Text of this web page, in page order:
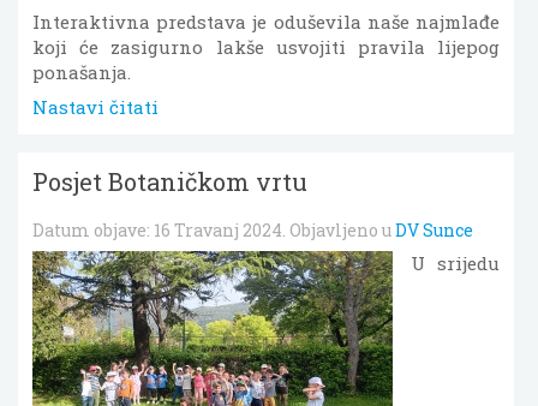
Interaktivna predstava je oduševila naše najmlađe
koji će zasigurno lakše usvojiti pravila lijepog
ponašanja.
Nastavi čitati
Posjet Botaničkom vrtu
Datum objave: 16 Travanj 2024. Objavljeno uDV Sunce
U srijedu